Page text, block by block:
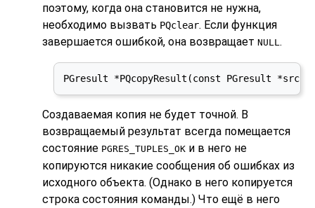
поэтому, когда она становится не нужна,
необходимо вызвать PQclear. Если функция
завершается ошибкой, она возвращает NULL .
PGresult *PQcopyResult(const PGresult
Создаваемая копия не будет точной. В
возвращаемый результат всегда помещается
состояние PGRES_TUPLES_OK и в него не
копируются никакие сообщения об ошибках из
исходного объекта. (Однако в него копируется
строка состояния команды.) Что ещё в него